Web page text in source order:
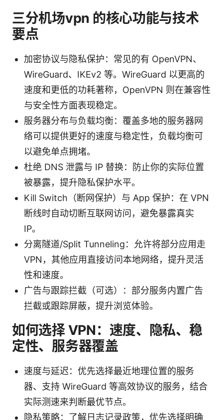
三分机场vpn 的核心功能与技术
要点
加密协议与隐私保护：常见的有 OpenVPN、
WireGuard、IKEv2 等。WireGuard 以更高的
速度和更低的功耗著称，OpenVPN 则在兼容性
与安全性方面表现稳定。
服务器分布与负载均衡：覆盖多地的服务器网
络可以提供更好的速度与稳定性，负载均衡可
以避免单点拥堵。
杜绝 DNS 泄露与 IP 替换：防止你的实际位置
被暴露，提升隐私保护水平。
Kill Switch（断网保护）与 App 保护：在 VPN
断线时自动切断互联网访问，避免暴露真实
IP。
分离隧道/Split Tunneling：允许将部分应用走
VPN，其他应用直接访问本地网络，提升灵活
性和速度。
广告与跟踪拦截（可选）：部分服务内置广告
拦截或跟踪屏蔽，提升浏览体验。
如何选择 VPN：速度、隐私、稳
定性、服务器覆盖
速度与延迟：优先选择最近地理位置的服务
器、支持 WireGuard 等高效协议的服务，结合
实际测速来判断最优节点。
隐私策略：了解日志记录政策，优先选择明确